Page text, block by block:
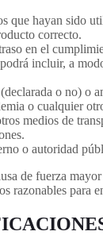
que hayan
correcto.
en el
incluir, a
o no) o
o cualquier
medios de
o autoridad
de fuerza